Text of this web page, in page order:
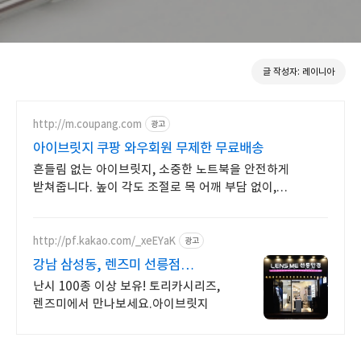
글 작성자: 레이니아
http://m.coupang.com 광고
아이브릿지 쿠팡 와우회원 무제한 무료배송
흔들림 없는 아이브릿지, 소중한 노트북을 안전하게
받쳐줍니다. 높이 각도 조절로 목 어깨 부담 없이,
http://pf.kakao.com/_xeEYaK 광고
강남 삼성동, 렌즈미 선릉점
카톡플친하고 무료렌즈 받기!
난시 100종 이상 보유! 토리카시리즈,
렌즈미에서 만나보세요.아이브릿지